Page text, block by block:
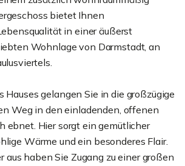
bietet Ihnen
in einer äußerst
Wohnlage von Darmstadt, an
Hauses gelangen Sie in die großzügige
Weg in den einladenden, offenen
ebnet. Hier sorgt ein gemütlicher
Wärme und ein besonderes Flair.
aus haben Sie Zugang zu einer großen